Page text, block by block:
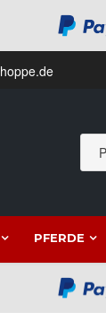
PFERDE